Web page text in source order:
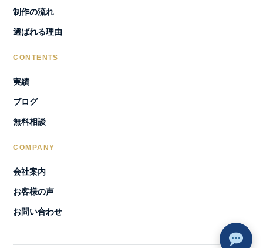
制作の流れ
選ばれる理由
CONTENTS
実績
ブログ
無料相談
COMPANY
会社案内
お客様の声
お問い合わせ